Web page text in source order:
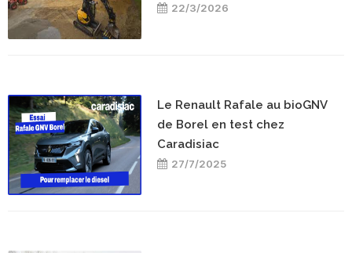
22/3/2026
Le Renault Rafale au bioGNV
de Borel en test chez
Caradisiac
27/7/2025